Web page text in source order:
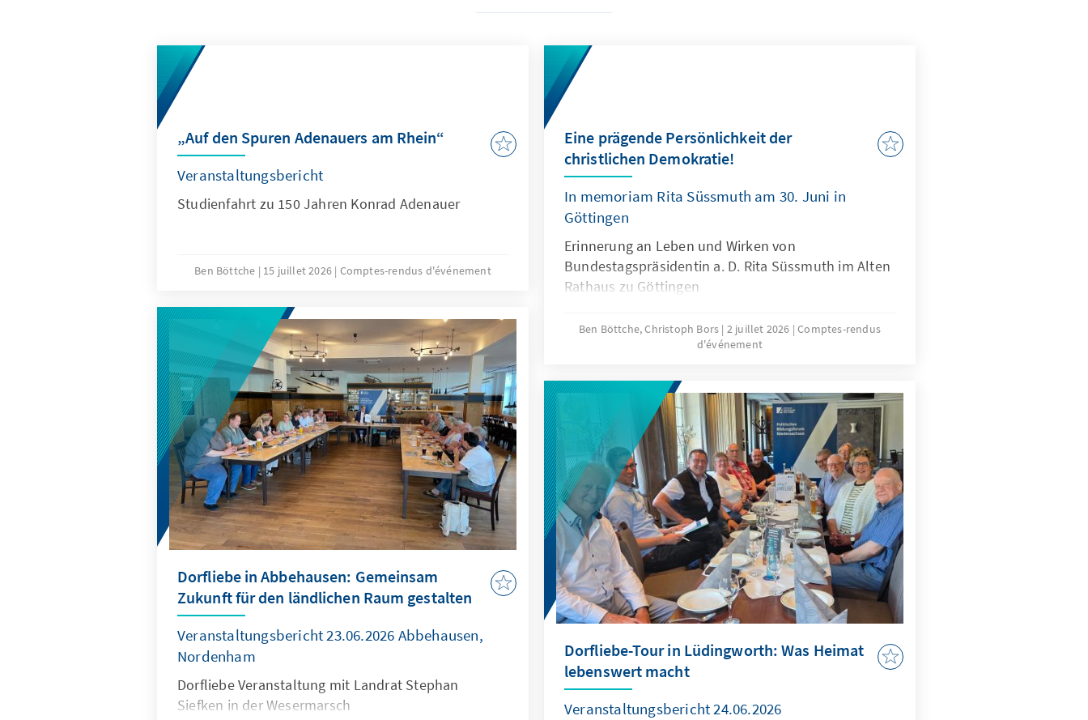
„Auf den Spuren Adenauers am Rhein“
Veranstaltungsbericht
Studienfahrt zu 150 Jahren Konrad Adenauer
Ben Böttche 15 juillet 2026 Comptes-rendus d'événement
Eine prägende Persönlichkeit der
christlichen Demokratie!
In memoriam Rita Süssmuth am 30. Juni in
Göttingen
Erinnerung an Leben und Wirken von
Bundestagspräsidentin a. D. Rita Süssmuth im Alten
Rathaus zu Göttingen
Ben Böttche, Christoph Bors 2 juillet 2026 Comptes-rendus
d'événement
Dorfliebe in Abbehausen: Gemeinsam
Zukunft für den ländlichen Raum gestalten
Veranstaltungsbericht 23.06.2026 Abbehausen,
Nordenham
Dorfliebe Veranstaltung mit Landrat Stephan
Siefken in der Wesermarsch
Dorfliebe-Tour in Lüdingworth: Was Heimat
lebenswert macht
Veranstaltungsbericht 24.06.2026